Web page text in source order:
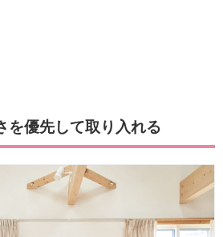
を優先して取り入れる